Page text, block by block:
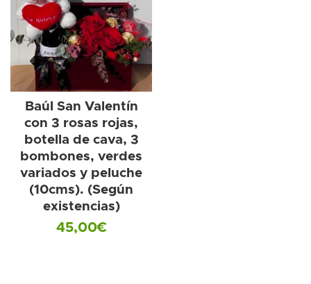
Baúl San Valentín
con 3 rosas rojas,
botella de cava, 3
bombones, verdes
variados y peluche
(10cms). (Según
existencias)
45,00€